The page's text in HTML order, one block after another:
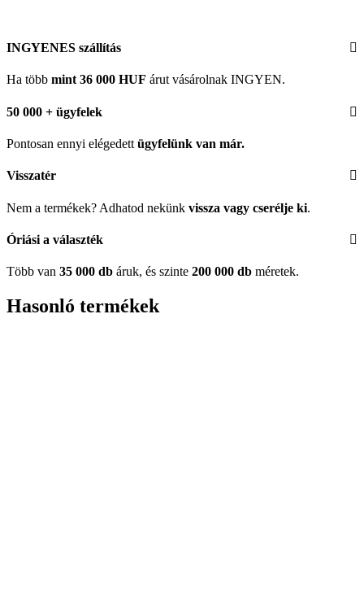
INGYENES szállítás
Ha több mint 36 000 HUF árut vásárolnak INGYEN.
50 000 + ügyfelek
Pontosan ennyi elégedett ügyfelünk van már.
Visszatér
Nem a termékek? Adhatod nekünk vissza vagy cserélje ki.
Óriási a választék
Több van 35 000 db áruk, és szinte 200 000 db méretek.
Hasonló termékek